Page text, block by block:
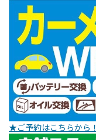
★ご予約はこちらから！